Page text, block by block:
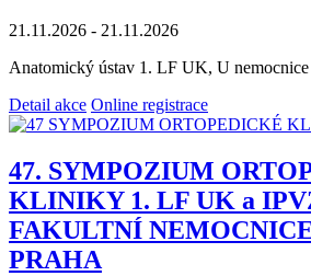
21.11.2026 - 21.11.2026
Anatomický ústav 1. LF UK, U nemocnice
Detail akce Online registrace
47. SYMPOZIUM
KLINIKY 1. LF UK a
FAKULTNÍ
PRAHA